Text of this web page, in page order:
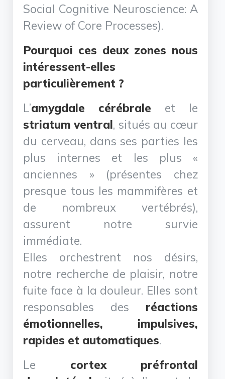
Social Cognitive Neuroscience: A
Review of Core Processes).
Pourquoi ces deux zones nous
intéressent-elles
particulièrement ?
L’amygdale cérébrale et le
striatum ventral, situés au cœur
du cerveau, dans ses parties les
plus internes et les plus «
anciennes » (présentes chez
presque tous les mammifères et
de nombreux vertébrés),
assurent notre survie
immédiate.
Elles orchestrent nos désirs,
notre recherche de plaisir, notre
fuite face à la douleur. Elles sont
responsables des réactions
émotionnelles, impulsives,
rapides et automatiques.
Le cortex préfrontal